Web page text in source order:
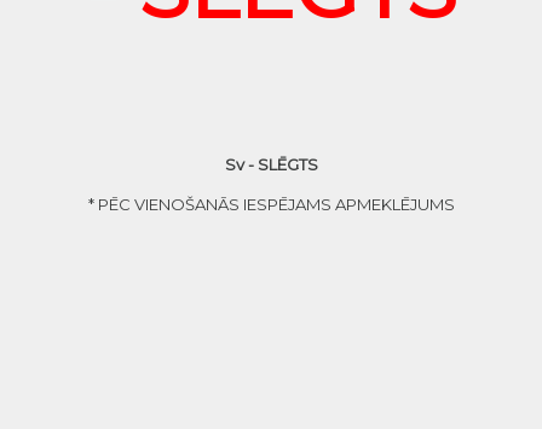
Sv - SLĒGTS
* PĒC VIENOŠANĀS IESPĒJAMS APMEKLĒJUMS